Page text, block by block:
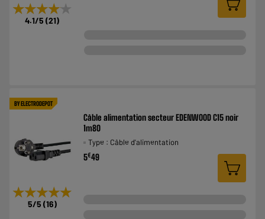
★★★★★
★★★★★
4.1/5 (21)
BY ELECTRODEPOT
★★★★★
★★★★★
5/5 (16)
Câble alimentation secteur EDENWOOD C15 noir
1m80
Type : Câble d'alimentation
5€49